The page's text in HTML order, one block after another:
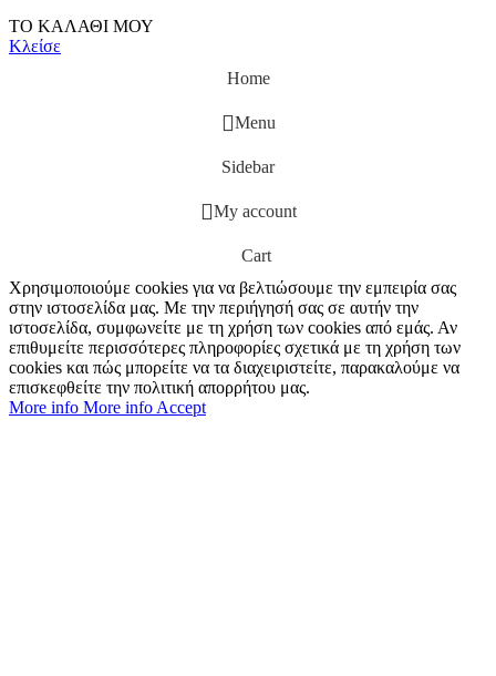
ΤΟ ΚΑΛΑΘΙ ΜΟΥ
Κλείσε
Home
Menu
Sidebar
My account
Cart
Χρησιμοποιούμε cookies για να βελτιώσουμε την εμπειρία σας
στην ιστοσελίδα μας. Με την περιήγησή σας σε αυτήν την
ιστοσελίδα, συμφωνείτε με τη χρήση των cookies από εμάς. Αν
επιθυμείτε περισσότερες πληροφορίες σχετικά με τη χρήση των
cookies και πώς μπορείτε να τα διαχειριστείτε, παρακαλούμε να
επισκεφθείτε την πολιτική απορρήτου μας.
More info More info Accept